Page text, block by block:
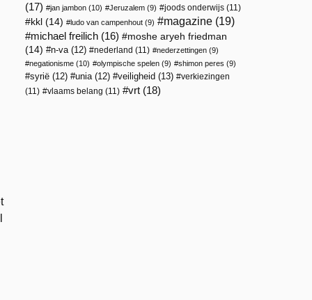
(17)
jan jambon (10) Jeruzalem (9) joods onderwijs (11)
kkl (14) ludo van campenhout (9) magazine (19)
michael freilich (16)
moshe aryeh friedman
(14)
n-va(12) nederland (11) nederzettingen (9)
negationisme (10) olympische spelen (9) shimon peres (9)
syrië (12) unia(12) veiligheid (13)
verkiezingen
(11)
vlaams belang (11) vrt (18)